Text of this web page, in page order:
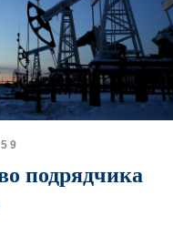
подрядчика